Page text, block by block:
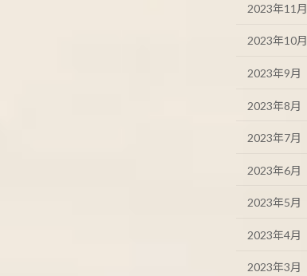
2023年11月
2023年10月
2023年9月
2023年8月
2023年7月
2023年6月
2023年5月
2023年4月
2023年3月